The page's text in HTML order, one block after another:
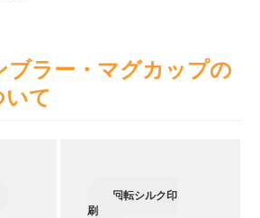
ブラー・マグカップの
いて
回転シルク印
刷